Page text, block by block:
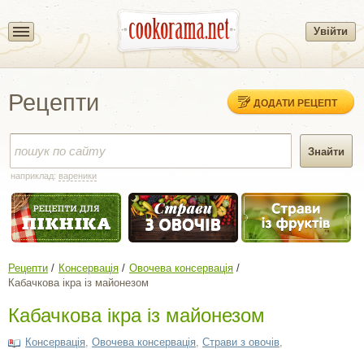
Увійти
Рецепти ДОДАТИ РЕЦЕПТ
наприклад: вареники
Рецепти Консервація
Овочева консервація
Кабачкова ікра із майонезом
Кабачкова ікра із майонезом
Консервація Овочева консервація Страви з овочів